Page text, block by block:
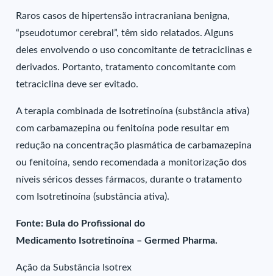
Raros casos de hipertensão intracraniana benigna,
“pseudotumor cerebral”, têm sido relatados. Alguns
deles envolvendo o uso concomitante de tetraciclinas e
derivados. Portanto, tratamento concomitante com
tetraciclina deve ser evitado.
A terapia combinada de Isotretinoína (substância ativa)
com carbamazepina ou fenitoína pode resultar em
redução na concentração plasmática de carbamazepina
ou fenitoína, sendo recomendada a monitorização dos
níveis séricos desses fármacos, durante o tratamento
com Isotretinoína (substância ativa).
Fonte: Bula do Profissional do
Medicamento Isotretinoína – Germed Pharma.
Ação da Substância Isotrex